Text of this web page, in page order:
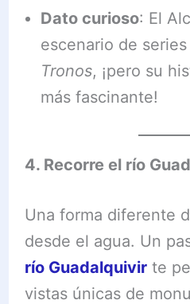
Dato curioso: El
escenario de
Tronos, ¡pero su
más fascinante!
4. Recorre el río
Una forma diferente
desde el agua. Un
río Guadalquivirte
vistas únicas de